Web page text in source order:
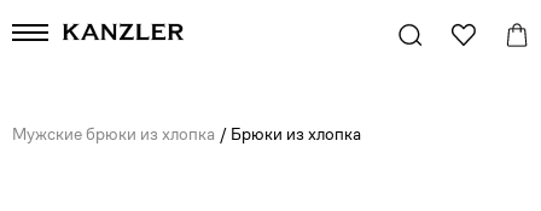
Мужские брюки из хлопка / Брюки из хлопка